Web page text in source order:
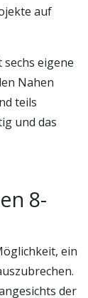
auf
eigene
Nahen
teils
und das
8-
ein
der